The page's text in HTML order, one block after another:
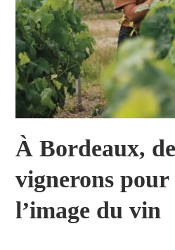
À Bordeaux,
vignerons
l’image du vin